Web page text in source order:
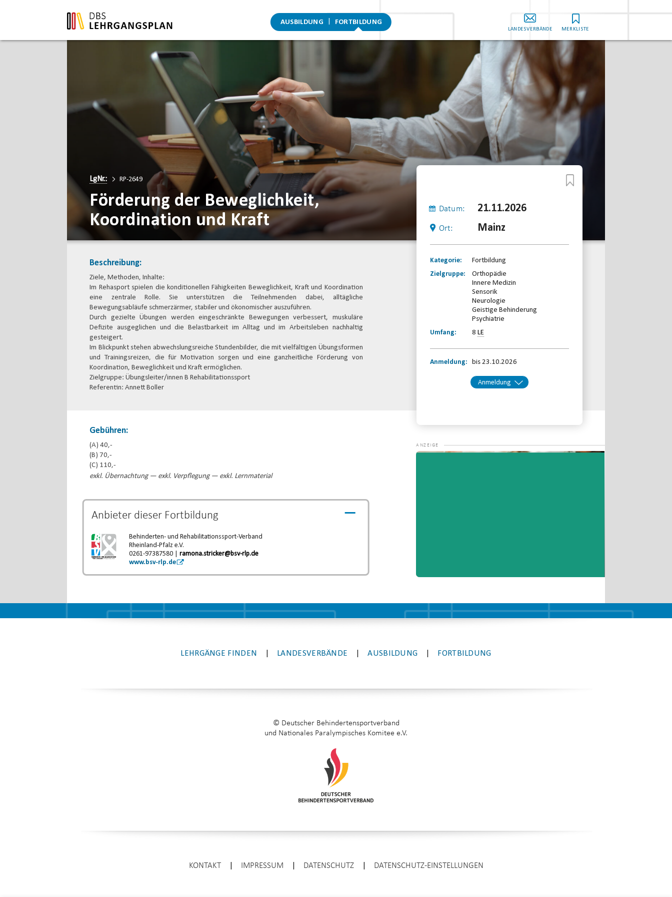
AUSBILDUNG FORTBILDUNG
LANDESVERBÄNDE MERKLISTE
LgNr.: RP-2649
Förderung der Beweglichkeit,
Koordination und Kraft
Datum: 21.11.2026
Ort: Mainz
Kategorie:
Fortbildung
Zielgruppe:
Orthopädie
Innere Medizin
Sensorik
Neurologie
Geistige Behinderung
Psychiatrie
Umfang:
8 LE
Anmeldung: bis 23.10.2026
Anmeldung
Beschreibung:
Ziele, Methoden, Inhalte:
Im Rehasport spielen die konditionellen Fähigkeiten Beweglichkeit, Kraft und Koordination
eine zentrale Rolle. Sie unterstützen die Teilnehmenden dabei, alltägliche
Bewegungsabläufe schmerzärmer, stabiler und ökonomischer auszuführen.
Durch gezielte Übungen werden eingeschränkte Bewegungen verbessert, muskuläre
Defizite ausgeglichen und die Belastbarkeit im Alltag und im Arbeitsleben nachhaltig
gesteigert.
Im Blickpunkt stehen abwechslungsreiche Stundenbilder, die mit vielfältigen Übungsformen
und Trainingsreizen, die für Motivation sorgen und eine ganzheitliche Förderung von
Koordination, Beweglichkeit und Kraft ermöglichen.
Zielgruppe: Übungsleiter/innen B Rehabilitationssport
Referentin: Annett Boller
Gebühren:
(A) 40,-
(B) 70,-
(C) 110,-
exkl. Übernachtung — exkl. Verpflegung — exkl. Lernmaterial
Anbieter dieser Fortbildung
Behinderten- und Rehabilitationssport-Verband
Rheinland-Pfalz e.V.
0261-97387580 |ramona.stricker@bsv-rlp.de
www.bsv-rlp.de
Video-
LEHRGÄNGE FINDEN LANDESVERBÄNDE AUSBILDUNG FORTBILDUNG
© Deutscher Behindertensportverband
und Nationales Paralympisches Komitee e.V.
KONTAKT IMPRESSUM DATENSCHUTZ DATENSCHUTZ-EINSTELLUNGEN